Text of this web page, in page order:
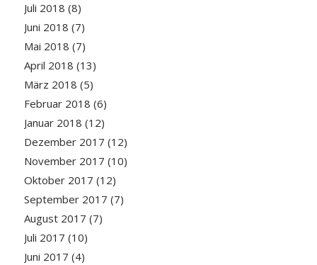
Juli 2018 (8)
Juni 2018 (7)
Mai 2018 (7)
April 2018 (13)
März 2018 (5)
Februar 2018 (6)
Januar 2018 (12)
Dezember 2017 (12)
November 2017 (10)
Oktober 2017 (12)
September 2017 (7)
August 2017 (7)
Juli 2017 (10)
Juni 2017 (4)